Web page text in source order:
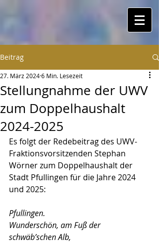
Beitrag
Stellungnahme der UWV
zum Doppelhaushalt
2024-2025
27. März 20246 Min. Lesezeit
Es folgt der Redebeitrag des UWV-
Fraktionsvorsitzenden Stephan
Wörner zum Doppelhaushalt der
Stadt Pfullingen für die Jahre 2024
und 2025:
Pfullingen.
Wunderschön, am Fuß der
schwäb’schen Alb,